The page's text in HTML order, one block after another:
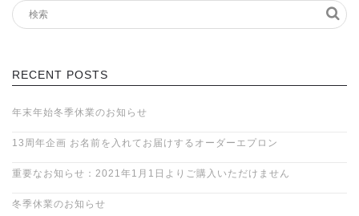
RECENT POSTS
年末年始冬季休業のお知らせ
13周年企画 お名前を入れてお届けするオーダーエプロン
重要なお知らせ：2021年1月1日よりご購入いただけません
冬季休業のお知らせ